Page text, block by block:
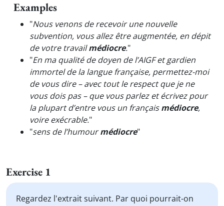
Examples
"Nous venons de recevoir une nouvelle
subvention, vous allez être augmentée, en dépit
de votre travailmédiocre."
"En ma qualité de doyen de l’AIGF et gardien
immortel de la langue française, permettez-moi
de vous dire – avec tout le respect que je ne
vous dois pas – que vous parlez et écrivez pour
la plupart d’entre vous un françaismédiocre,
voire exécrable."
"sens de l’humourmédiocre"
Exercise 1
Regardez l'extrait suivant. Par quoi pourrait-on